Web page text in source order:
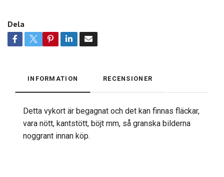
Dela
INFORMATION RECENSIONER
Detta vykort är begagnat och det kan finnas fläckar,
vara nött, kantstött, böjt mm, så granska bilderna
noggrant innan köp.